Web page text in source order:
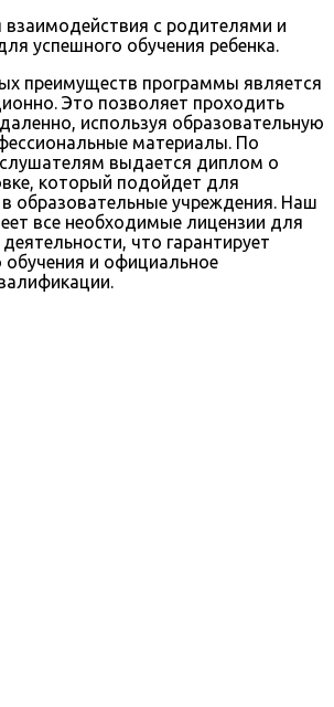
взаимодействия с родителями и
успешного обучения ребенка.
преимуществ программы является
Это позволяет проходить
используя образовательную
материалы. По
слушателям выдается диплом о
который подойдет для
образовательные учреждения. Наш
все необходимые лицензии для
что гарантирует
обучения и официальное